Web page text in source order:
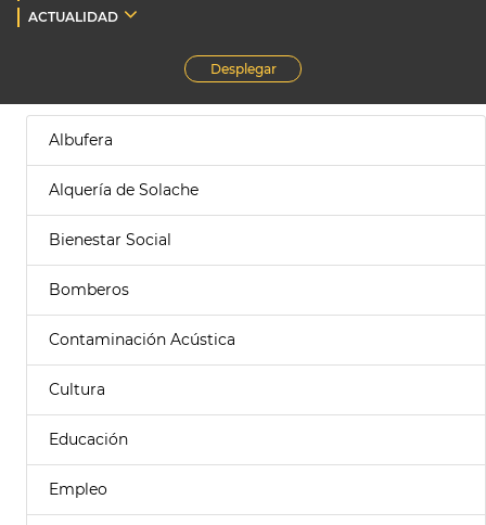
ACTUALIDAD
Desplegar
Albufera
Alquería de Solache
Bienestar Social
Bomberos
Contaminación Acústica
Cultura
Educación
Empleo